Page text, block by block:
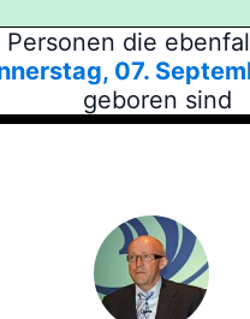
Personen die
07.
geboren sind